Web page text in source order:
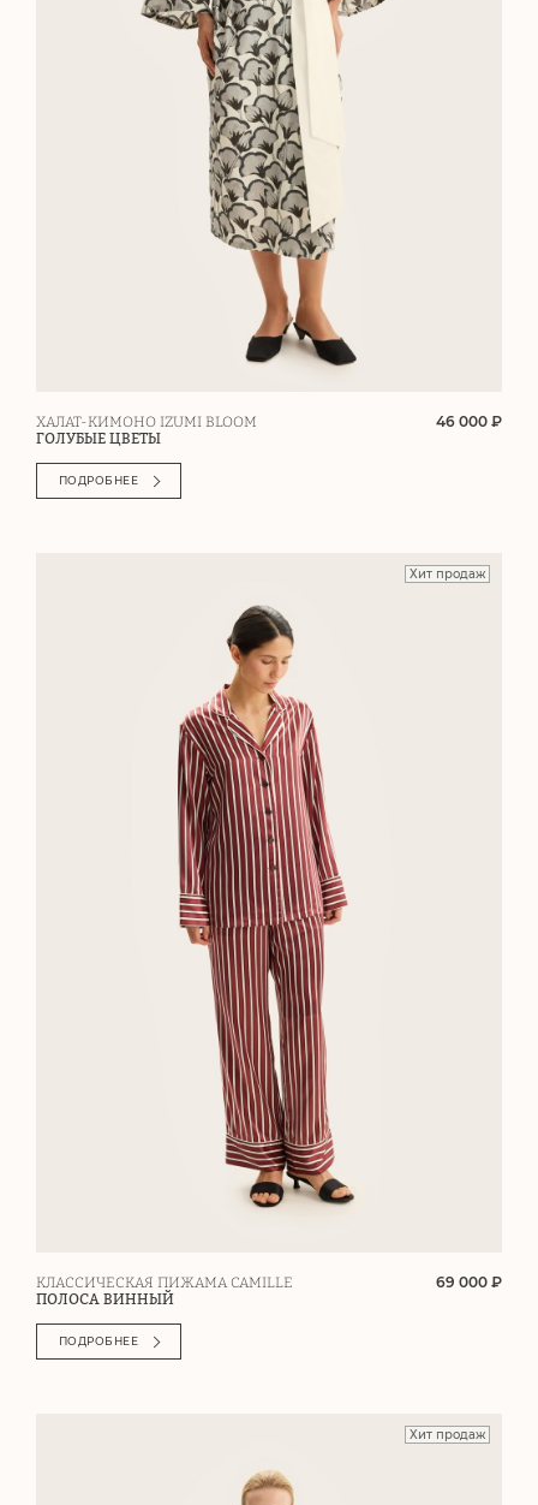
ХАЛАТ-КИМОНО IZUMI BLOOM
ГОЛУБЫЕ ЦВЕТЫ
46 000 ₽
ПОДРОБНЕЕ
Хит продаж
КЛАССИЧЕСКАЯ ПИЖАМА CAMILLE
ПОЛОСА ВИННЫЙ
69 000 ₽
ПОДРОБНЕЕ
Хит продаж